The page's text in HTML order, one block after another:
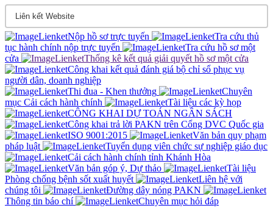
Nộp hồ sơ trực tuyến
Tra cứu thủ
tục hành chính nộp trực tuyến
Tra cứu hồ sơ một
cửa
Thống kê kết quả giải quyết hồ sơ một cửa
Công khai kết quả đánh giá bộ chỉ sổ phục vụ
người dân, doanh nghiệp
Thi đua - Khen thưởng
Chuyên
mục Cải cách hành chính
Tài liệu các kỳ họp
CÔNG KHAI DỰ TOÁN NGÂN SÁCH
Công khai trả lời PAKN trên Cổng DVC Quốc gia
ISO 9001:2015
Văn bản quy phạm
pháp luật
Tuyển dụng viên chức sự nghiệp giáo dục
Cải cách hành chính tỉnh Khánh Hòa
Văn bản góp ý, Dự thảo
Tài liệu
Phòng chống bệnh sốt xuất huyết
Liên hệ với
chúng tôi
Đường dây nóng PAKN
Thông tin báo chí
Chuyên mục hỏi đáp